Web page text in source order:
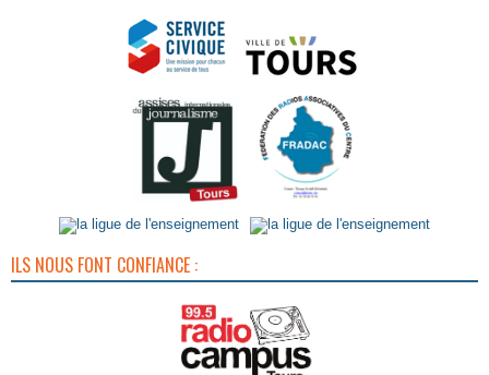
ILS NOUS FONT CONFIANCE :